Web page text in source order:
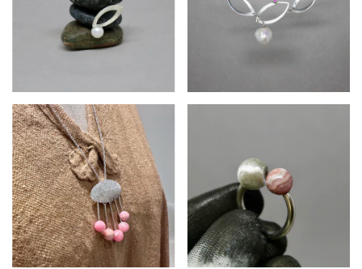
$304.410
$448.950 $361.350